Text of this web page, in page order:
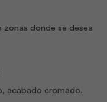
zonas donde se desea
acabado cromado.